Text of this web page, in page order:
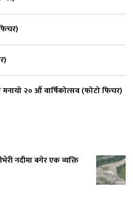
२० औँ वार्षिकोत्सव (फोटो फिचर)
नदीमा बगेर एक व्यक्ति